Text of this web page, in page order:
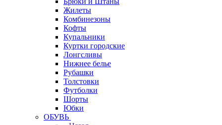
Жилеты
Комбинезоны
Кофты
Купальники
Куртки городские
Лонгсливы
Нижнее белье
Рубашки
Толстовки
Футболки
Шорты
Юбки
ОБУВЬ